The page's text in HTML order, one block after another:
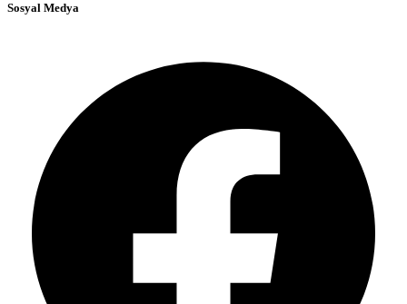
Sosyal Medya